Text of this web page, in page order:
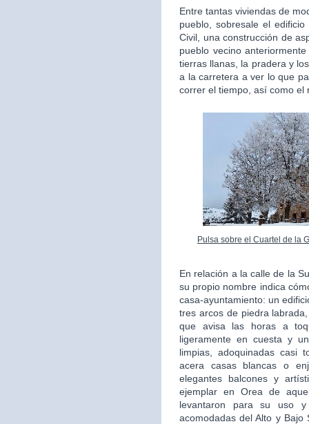
Entre tantas viviendas de
pueblo, sobresale el
Civil, una construcción de
pueblo vecino
tierras llanas, la pradera y
a la carretera a ver lo que
correr el tiempo, así como el
Pulsa sobre el Cuartel de la
En relación a la calle de la
su propio nombre indica
casa-ayuntamiento: un
tres arcos de piedra
que avisa las horas a
ligeramente en cuesta y
limpias, adoquinadas casi
acera casas blancas o
elegantes balcones y
ejemplar en Orea de
levantaron para su uso
acomodadas del Alto y Bajo